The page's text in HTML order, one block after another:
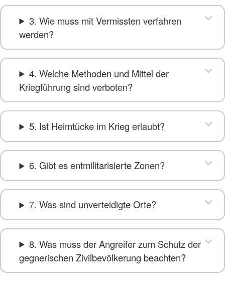
3. Wie muss mit Vermissten verfahren
werden?
4. Welche Methoden und Mittel der
Kriegführung sind verboten?
5. Ist Heimtücke im Krieg erlaubt?
6. Gibt es entmilitarisierte Zonen?
7. Was sind unverteidigte Orte?
8. Was muss der Angreifer zum Schutz der
gegnerischen Zivilbevölkerung beachten?